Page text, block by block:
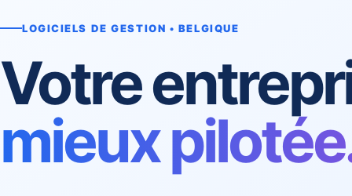
LOGICIELS DE GESTION • BELGIQUE
Votre
mieux